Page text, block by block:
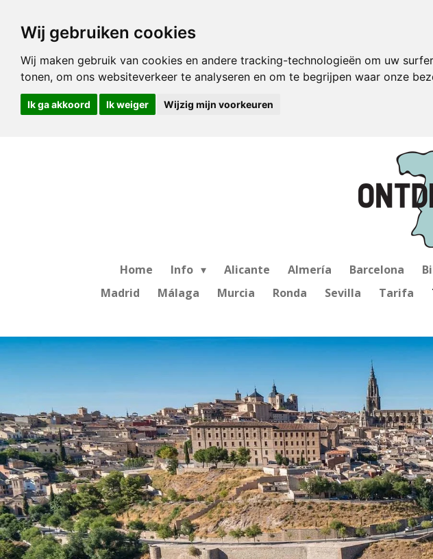
Wij gebruiken cookies
Wij maken gebruik van cookies en andere tracking-technologieën om uw
tonen, om ons websiteverkeer te analyseren en om te begrijpen waar onze
Ik ga akkoord Ik weiger Wijzig mijn voorkeuren
direct
hoofdinhoud
Home Info Alicante Almería Barcelona
Madrid
Málaga Murcia Ronda Sevilla Tarifa